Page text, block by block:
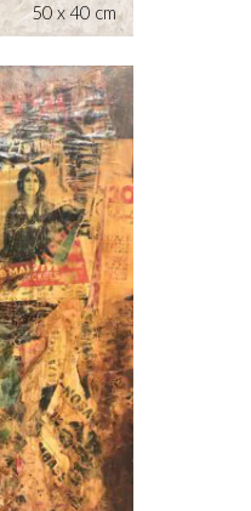
50 x 40 cm